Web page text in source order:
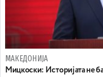
МАКЕДОНИЈА
Мицкоски: Историјата не